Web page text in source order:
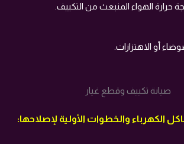
حرارة الهواء المنبعث من التكييف.
أو الاهتزازات.
الكهرباء والخطوات الأولية لإصلاحها: